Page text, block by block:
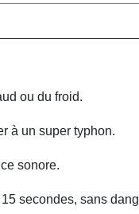
ou du froid.
à un super typhon.
sonore.
secondes, sans